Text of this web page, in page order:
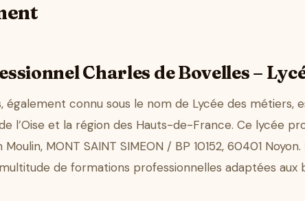
Charles de Bovelles –
également connu sous le nom de Lycée des métiers,
l’Oise et la région des Hauts-de-France. Ce lycée
MONT SAINT SIMEON / BP 10152, 60401
de formations professionnelles adaptées aux